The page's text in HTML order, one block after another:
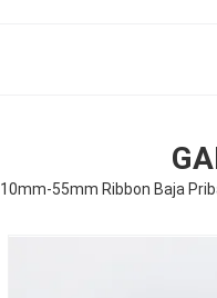
10mm-55mm Ribbon Baja